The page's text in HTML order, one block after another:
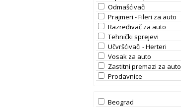
Odmašćivači
Prajmeri - Fileri za auto
Razređivač za auto
Tehnički sprejevi
Učvršćivači - Herteri
Vosak za auto
Zastitni premazi za auto
Prodavnice
Beograd